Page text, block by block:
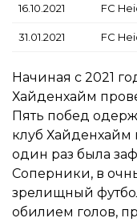
16.10.2021 FC
31.01.2021 FC
Начиная с 2021
Хайденхайм
Пять побед
клуб
один раз была
Соперники, в
зрелищный
обилием голов,